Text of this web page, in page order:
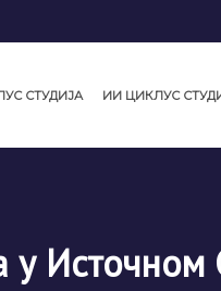
СТУДИЈА ИИ ЦИКЛУС
Источном